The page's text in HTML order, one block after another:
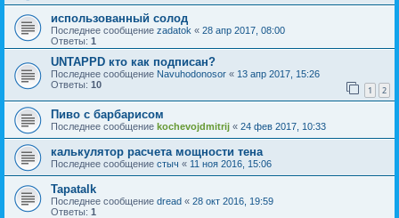
использованный солод
Последнее сообщение zadatok « 28 апр 2017, 08:00
Ответы: 1
UNTAPPD кто как подписан?
Последнее сообщение Navuhodonosor « 13 апр 2017, 15:26
Ответы: 10 1 2
Пиво с барбарисом
Последнее сообщение kochevojdmitrij « 24 фев 2017, 10:33
калькулятор расчета мощности тена
Последнее сообщение стыч « 11 ноя 2016, 15:06
Tapatalk
Последнее сообщение dread « 28 окт 2016, 19:59
Ответы: 1